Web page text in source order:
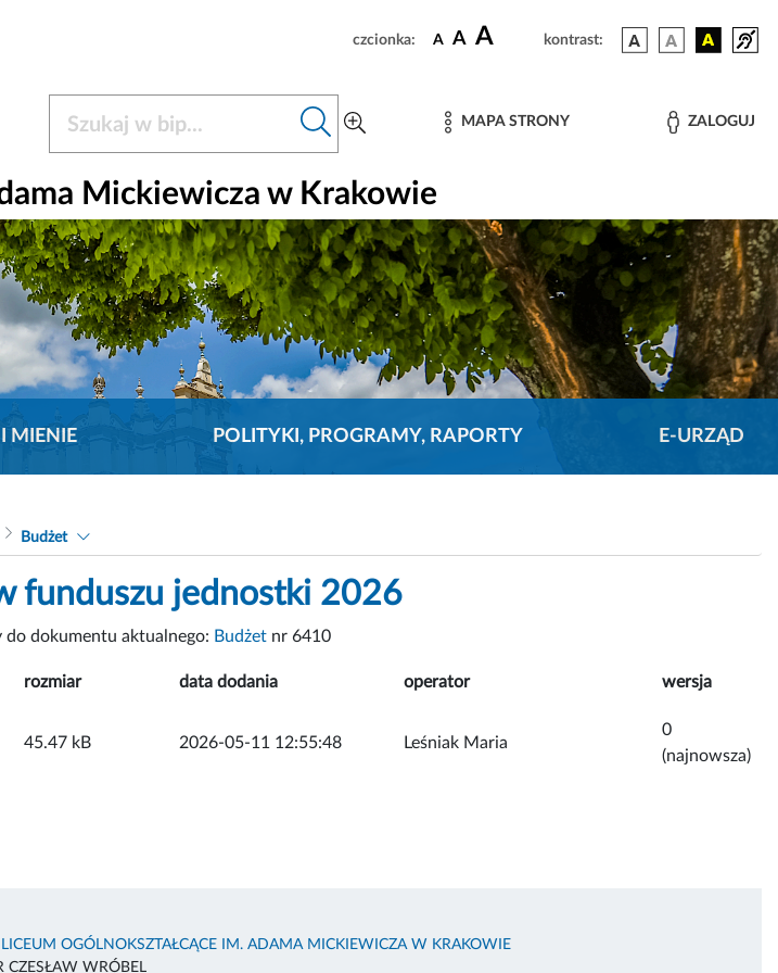
czcionka: A A A kontrast:
MAPA STRONY ZALOGUJ
Mickiewicza w Krakowie
MIENIE POLITYKI, PROGRAMY, RAPORTY E-URZĄD
Budżet
funduszu jednostki 2026
dokumentu aktualnego: Budżet nr 6410
rozmiar data dodania operator wersja
45.47 kB 2026-05-11 12:55:48 Leśniak Maria
0
(najnowsza)
OGÓLNOKSZTAŁCĄCE IM. ADAMA MICKIEWICZA W KRAKOWIE
CZESŁAW WRÓBEL